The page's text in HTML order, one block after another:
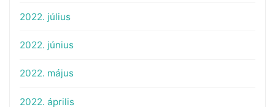
2022. július
2022. június
2022. május
2022. április